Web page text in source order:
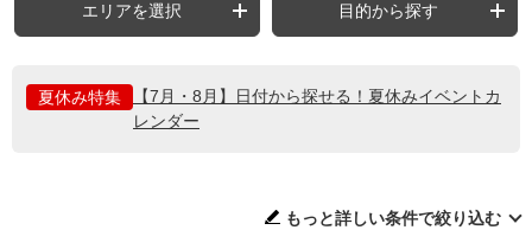
エリアを選択 目的から探す
夏休み特集
【7月・8月】日付から探せる！夏休みイベントカ
レンダー
もっと詳しい条件で絞り込む